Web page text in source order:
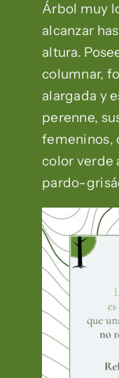
Árbol muy
alcanzar
altura.
columnar,
alargada y
perenne,
femeninos,
color verde
pardo-